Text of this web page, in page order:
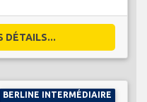
DÉTAILS...
BERLINE INTERMÉDIAIRE